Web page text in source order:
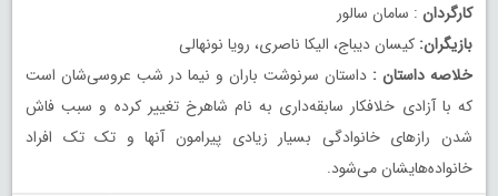
کارگردان : سامان سالور
بازیگران: کیسان دیباج، الیکا ناصری، رویا نونهالی
خلاصه داستان : داستان سرنوشت باران و نیما در شب عروسی‌شان است
که با آزادی خلافکار سابقه‌داری به نام شاهرخ تغییر کرده و سبب فاش
شدن رازهای خانوادگی بسیار زیادی پیرامون آنها و تک تک افراد
خانواده‌هایشان می‌شود.